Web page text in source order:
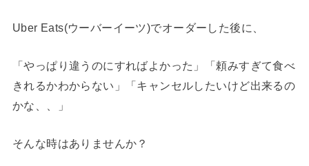
Uber Eats(ウーバーイーツ)でオーダーした後に、
「やっぱり違うのにすればよかった」「頼みすぎて食べ
きれるかわからない」「キャンセルしたいけど出来るの
かな、、」
そんな時はありませんか？